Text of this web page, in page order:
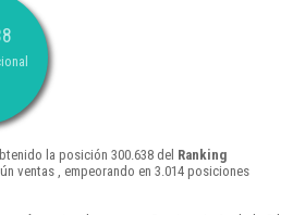
la posición 300.638 del Ranking
ventas , empeorando en 3.014 posiciones